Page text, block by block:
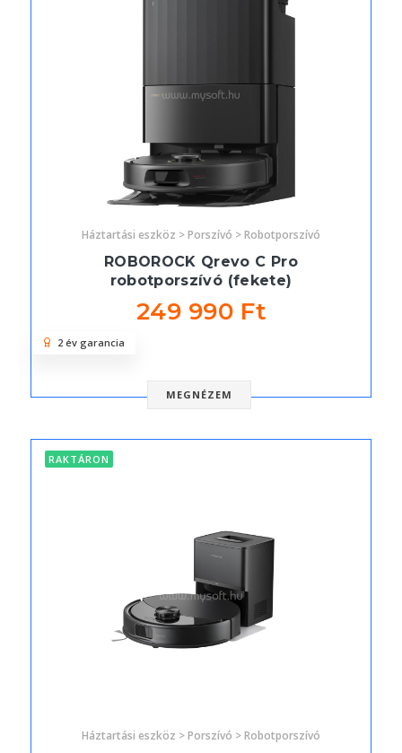
Háztartási eszköz > Porszívó > Robotporszívó
ROBOROCK Qrevo C Pro
robotporszívó (fekete)
249 990 Ft
MEGNÉZEM
2 év garancia
RAKTÁRON
Háztartási eszköz > Porszívó > Robotporszívó